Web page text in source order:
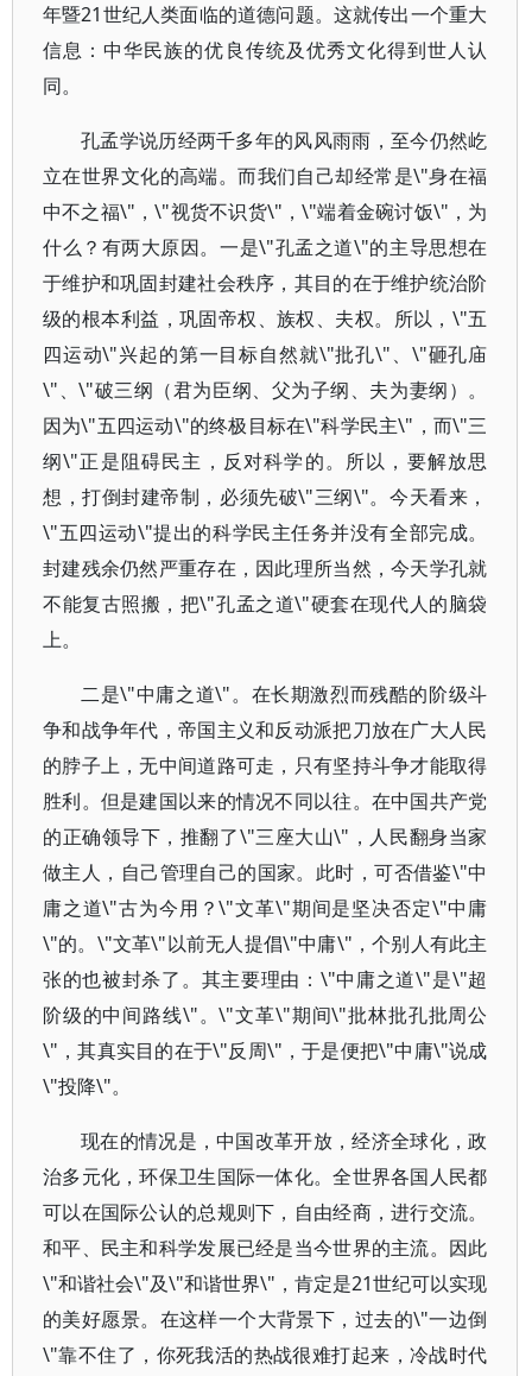
年暨21世纪人类面临的道德问题。这就传出一个重大
信息：中华民族的优良传统及优秀文化得到世人认
同。
孔孟学说历经两千多年的风风雨雨，至今仍然屹
立在世界文化的高端。而我们自己却经常是\"身在福
中不之福\"，\"视货不识货\"，\"端着金碗讨饭\"，为
什么？有两大原因。一是\"孔孟之道\"的主导思想在
于维护和巩固封建社会秩序，其目的在于维护统治阶
级的根本利益，巩固帝权、族权、夫权。所以，\"五
四运动\"兴起的第一目标自然就\"批孔\"、\"砸孔庙
\"、\"破三纲（君为臣纲、父为子纲、夫为妻纲）。
因为\"五四运动\"的终极目标在\"科学民主\"，而\"三
纲\"正是阻碍民主，反对科学的。所以，要解放思
想，打倒封建帝制，必须先破\"三纲\"。今天看来，
\"五四运动\"提出的科学民主任务并没有全部完成。
封建残余仍然严重存在，因此理所当然，今天学孔就
不能复古照搬，把\"孔孟之道\"硬套在现代人的脑袋
上。
二是\"中庸之道\"。在长期激烈而残酷的阶级斗
争和战争年代，帝国主义和反动派把刀放在广大人民
的脖子上，无中间道路可走，只有坚持斗争才能取得
胜利。但是建国以来的情况不同以往。在中国共产党
的正确领导下，推翻了\"三座大山\"，人民翻身当家
做主人，自己管理自己的国家。此时，可否借鉴\"中
庸之道\"古为今用？\"文革\"期间是坚决否定\"中庸
\"的。\"文革\"以前无人提倡\"中庸\"，个别人有此主
张的也被封杀了。其主要理由：\"中庸之道\"是\"超
阶级的中间路线\"。\"文革\"期间\"批林批孔批周公
\"，其真实目的在于\"反周\"，于是便把\"中庸\"说成
\"投降\"。
现在的情况是，中国改革开放，经济全球化，政
治多元化，环保卫生国际一体化。全世界各国人民都
可以在国际公认的总规则下，自由经商，进行交流。
和平、民主和科学发展已经是当今世界的主流。因此
\"和谐社会\"及\"和谐世界\"，肯定是21世纪可以实现
的美好愿景。在这样一个大背景下，过去的\"一边倒
\"靠不住了，你死我活的热战很难打起来，冷战时代